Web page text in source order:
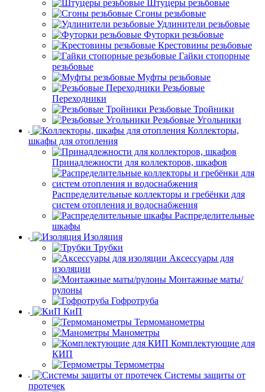
Штуцеры резьбовые
Сгоны резьбовые
Удлинители резьбовые
Футорки резьбовые
Крестовины резьбовые
Гайки стопорные
резьбовые
Муфты резьбовые
Резьбовые
Переходники
Резьбовые Тройники
Резьбовые Угольники
Коллекторы,
шкафы для отопления
Принадлежности для коллекторов, шкафов
Распределительные коллекторы и гребёнки для
систем отопления и водоснабжения
Распределительные
шкафы
Изоляция
Трубки
Аксессуары для
изоляции
Монтажные маты/
рулоны
Гофротруба
КиП
Термоманометры
Манометры
Комплектующие для
КИП
Термометры
Системы защиты от
протечек